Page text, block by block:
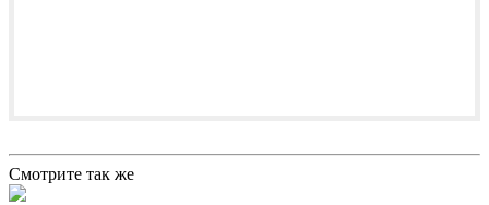
Смотрите так же